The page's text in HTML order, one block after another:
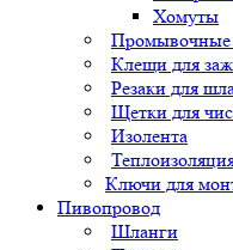
Хомуты
Промывочные
Клещи для
Резаки для
Щетки для
Изолента
Ключи для
Пивопровод
Шланги